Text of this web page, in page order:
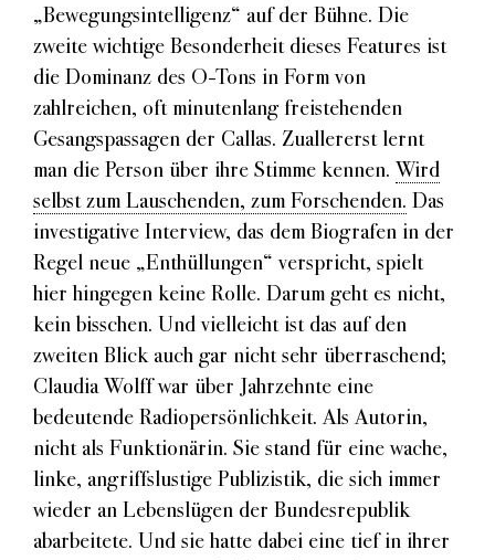
„Bewegungsintelligenz“ auf der Bühne. Die
zweite wichtige Besonderheit dieses Features ist
die Dominanz des O-Tons in Form von
zahlreichen, oft minutenlang freistehenden
Gesangspassagen der Callas. Zuallererst lernt
man die Person über ihre Stimme kennen.Wird
selbst zum Lauschenden, zum Forschenden. Das
investigative Interview, das dem Biografen in der
Regel neue „Enthüllungen“ verspricht, spielt
hier hingegen keine Rolle. Darum geht es nicht,
kein bisschen. Und vielleicht ist das auf den
zweiten Blick auch gar nicht sehr überraschend;
Claudia Wolff war über Jahrzehnte eine
bedeutende Radiopersönlichkeit. Als Autorin,
nicht als Funktionärin. Sie stand für eine wache,
linke, angriffslustige Publizistik, die sich immer
wieder an Lebenslügen der Bundesrepublik
abarbeitete. Und sie hatte dabei eine tief in ihrer